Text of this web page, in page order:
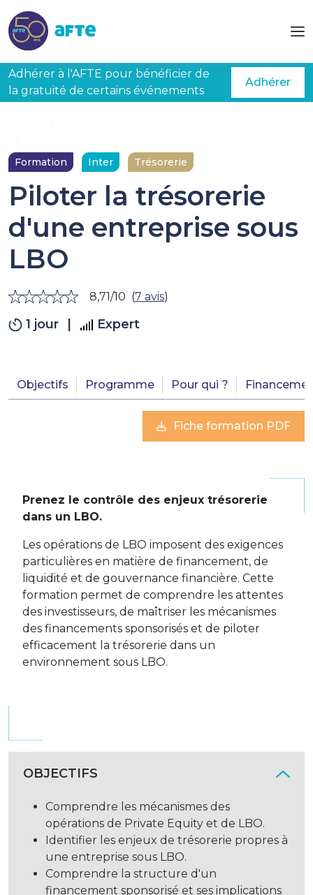
Adhérer à l'AFTE pour bénéficier de
la gratuité de certains événements
Adhérer
Formation
Inter Trésorerie
Piloter la trésorerie
d'une entreprise sous
LBO
8,71/10 (7 avis)
1 jour Expert
Objectifs Programme Pour qui ?
Fiche formation PDF
Prenez le contrôle des enjeux trésorerie
dans un LBO.
Les opérations de LBO imposent des exigences
particulières en matière de financement, de
liquidité et de gouvernance financière. Cette
formation permet de comprendre les attentes
des investisseurs, de maîtriser les mécanismes
des financements sponsorisés et de piloter
efficacement la trésorerie dans un
environnement sous LBO.
OBJECTIFS
Comprendre les mécanismes des
opérations de Private Equity et de LBO.
Identifier les enjeux de trésorerie propres à
une entreprise sous LBO.
Comprendre la structure d'un
financement sponsorisé et ses implications